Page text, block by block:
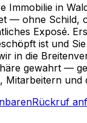
Immobilie in
— ohne Schild,
Exposé.
ist und
in die
gewahrt —
Mitarbeitern und
Rückruf